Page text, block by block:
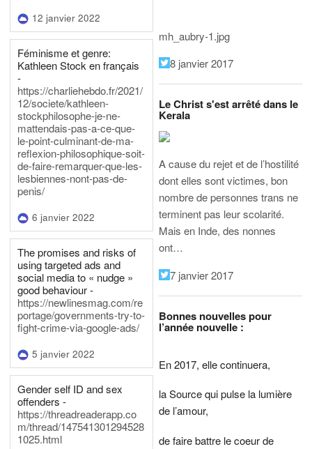
12 janvier 2022
Féminisme et genre:
Kathleen Stock en français
-
https://charliehebdo.fr/2021/
12/societe/kathleen-
stockphilosophe-je-ne-
mattendais-pas-a-ce-que-
le-point-culminant-de-ma-
reflexion-philosophique-soit-
de-faire-remarquer-que-les-
lesbiennes-nont-pas-de-
penis/
6 janvier 2022
The promises and risks of
using targeted ads and
social media to « nudge »
good behaviour -
https://newlinesmag.com/re
portage/governments-try-to-
fight-crime-via-google-ads/
5 janvier 2022
Gender self ID and sex
offenders -
https://threadreaderapp.co
m/thread/147541301294528
1025.html
mh_aubry-1.jpg
8 janvier 2017
Le Christ s'est arrêté dans le
Kerala
A cause du rejet et de l’hostilité
dont elles sont victimes, bon
nombre de personnes trans ne
terminent pas leur scolarité.
Mais en Inde, des nonnes
ont…
7 janvier 2017
Bonnes nouvelles pour
l’année nouvelle :
En 2017, elle continuera,
la Source qui pulse la lumière
de l’amour,
de faire battre le coeur de